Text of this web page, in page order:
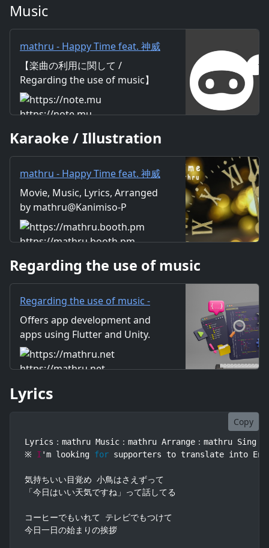
Music
mathru - Happy Time feat. 神威
がくぽ - Happy Time feat.
Gackpo Camui｜mathru
【楽曲の利用に関して /
Regarding the use of music】
https://mathru.net/terms/musi
c 【歌詞 / Lyrics】 Lyrics：
Arrange：mathru Sing：
め 小鳥はさえずって 「今日はい
い天気ですね」って話してる コ
ーヒーでもいれて テレビでもつ
けて 今日一日の始まりの挨拶 瞳
に写る幸せはあんまないけど 見
つかるはずだよ これが僕の
起こって 不況を煽って ニュース
は暗い話題
https://note.mu
Karaoke / Illustration
mathru - Happy Time feat. 神威
がくぽ - Happy Time feat.
Gackpo Camui - mathruねっと
- BOOTH
Movie, Music, Lyrics, Arranged
by mathru@Kanimiso-P
https://mathru.booth.pm
Regarding the use of music
Regarding the use of music -
mathru.net | App
Development with Flutter,
Unity/Music and Video
Production/Material
Distribution
Offers app development and
apps using Flutter and Unity.
Includes information on music
and videos created by the
images and video materials.
We also accept orders for
https://mathru.net
Lyrics
Copy
Lyrics：mathru Music：mathru Arrange：mathru Sing：
※ I 'm looking for supporters to translate into
気持ちいい目覚め 小鳥はさえずって
「今日はいい天気ですね」って話してる
コーヒーでもいれて テレビでもつけて
今日一日の始まりの挨拶